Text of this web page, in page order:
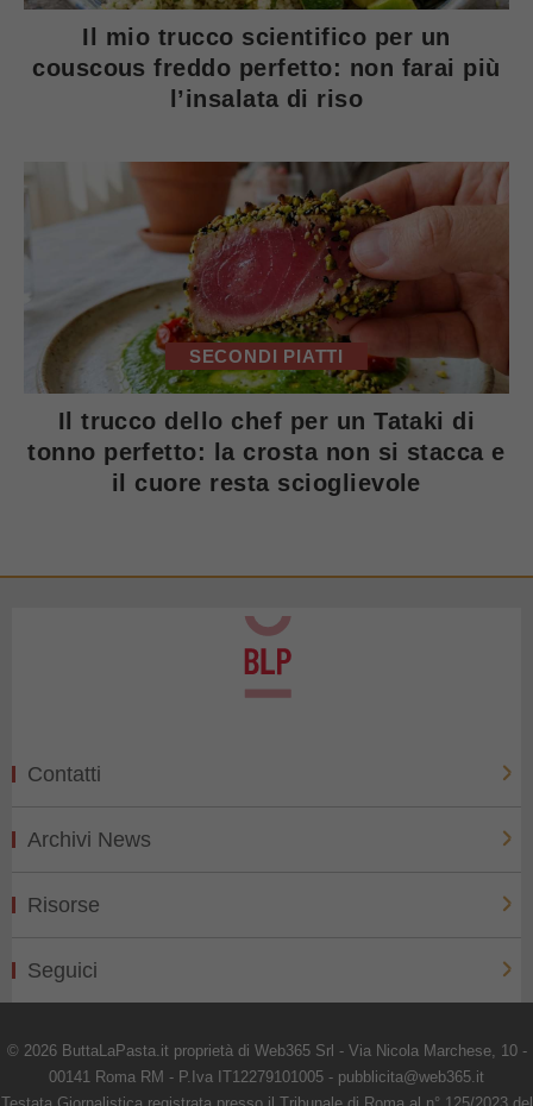
Il mio trucco scientifico per un
couscous freddo perfetto: non farai più
l’insalata di riso
SECONDI PIATTI
Il trucco dello chef per un Tataki di
tonno perfetto: la crosta non si stacca e
il cuore resta scioglievole
Contatti
Archivi News
Risorse
Seguici
© 2026 ButtaLaPasta.it proprietà di Web365 Srl - Via Nicola Marchese, 10 -
00141 Roma RM - P.Iva IT12279101005 - pubblicita@web365.it